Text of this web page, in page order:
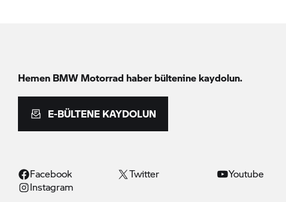
Hemen BMW Motorrad haber bültenine kaydolun.
E-BÜLTENE KAYDOLUN
Facebook Twitter
Youtube
Instagram